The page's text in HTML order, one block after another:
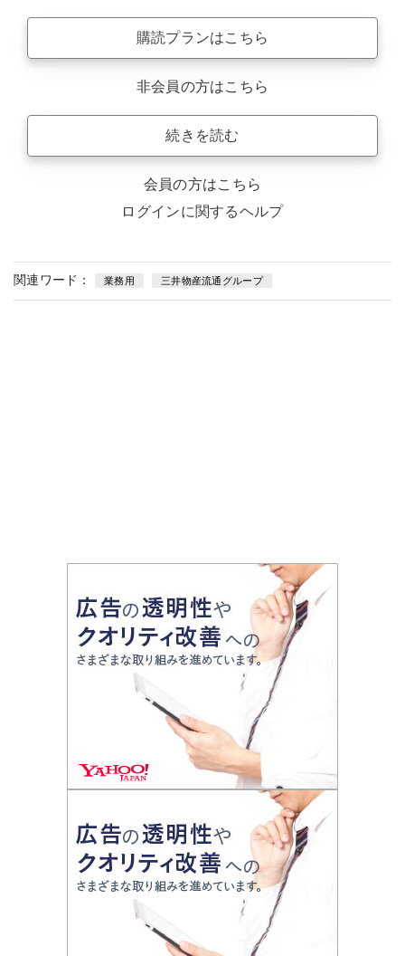
購読プランはこちら
非会員の方はこちら
続きを読む
会員の方はこちら
ログインに関するヘルプ
関連ワード： 業務用 三井物産流通グループ